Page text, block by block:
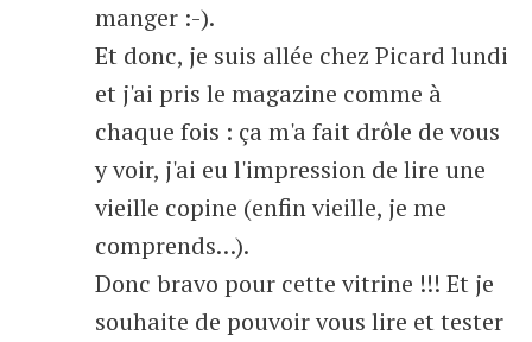
manger :-).
Et donc, je suis allée chez Picard lundi
et j'ai pris le magazine comme à
chaque fois : ça m'a fait drôle de vous
y voir, j'ai eu l'impression de lire une
vieille copine (enfin vieille, je me
comprends…).
Donc bravo pour cette vitrine !!! Et je
souhaite de pouvoir vous lire et tester